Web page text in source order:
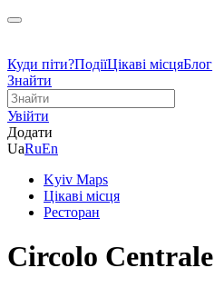
Куди піти?ПодіїЦікаві місцяБлог
Знайти
Увійти
Додати
UaRuEn
Kyiv Maps
Цікаві місця
Ресторан
Circolo